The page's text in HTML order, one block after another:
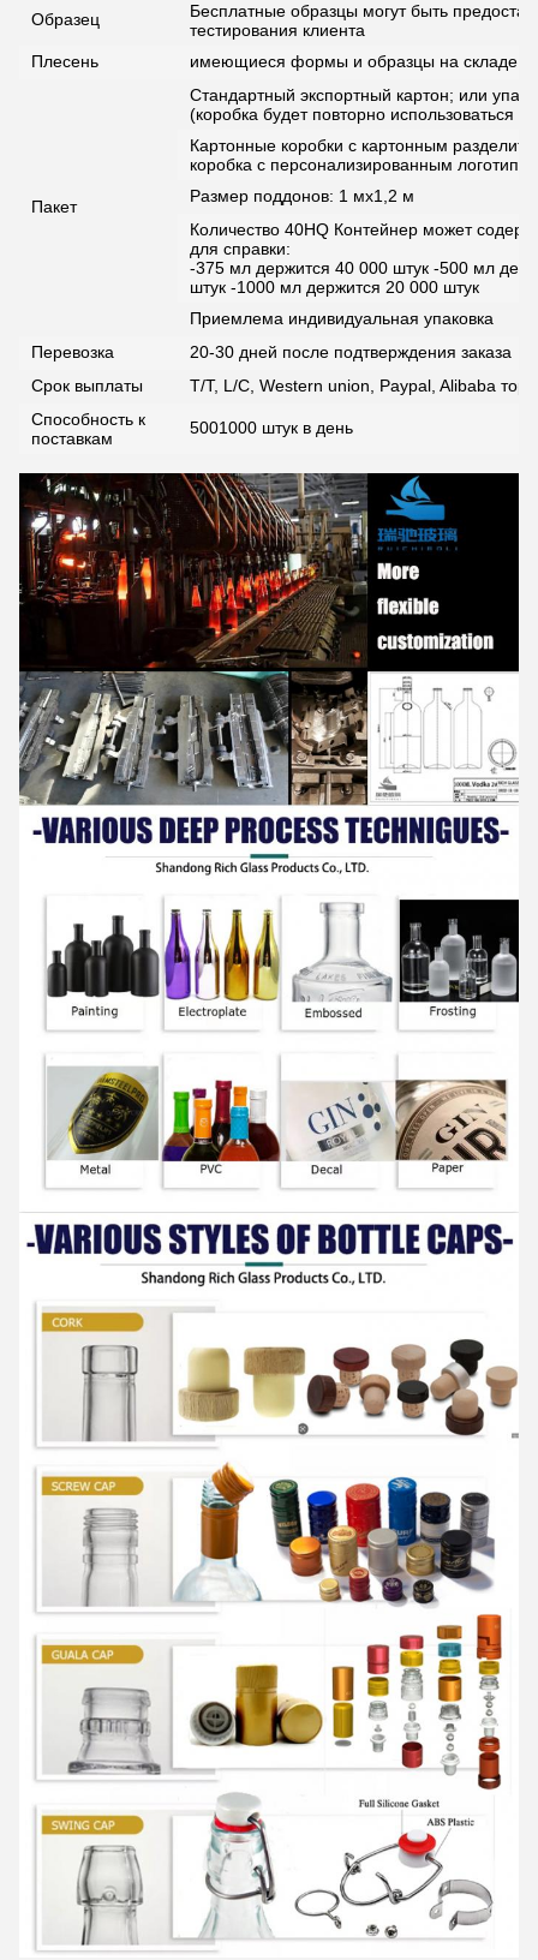
Образец
Бесплатные образцы могут быть
тестирования клиента
Плесень
имеющиеся формы и образцы на складе
Пакет
Стандартный экспортный картон; или
(коробка будет повторно использоваться
Картонные коробки с картонным
коробка с персонализированным
Размер поддонов: 1 мх1,2 м
Количество 40HQ Контейнер может
для справки:
-375 мл держится 40 000 штук -500 мл
штук -1000 мл держится 20 000 штук
Приемлема индивидуальная упаковка
Перевозка
20-30 дней после подтверждения заказа
Срок выплаты
T/T, L/C, Western union, Paypal, Alibaba
Способность к
поставкам
5001000 штук в день